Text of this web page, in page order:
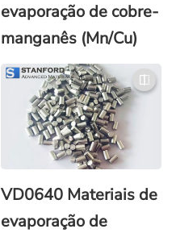
evaporação de cobre-
manganês (Mn/Cu)
VD0640 Materiais de
evaporação de